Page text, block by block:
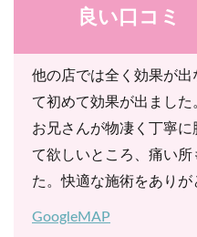
良い口コミ
他の店では全く効果が
て初めて効果が出ました
お兄さんが物凄く丁寧
て欲しいところ、痛い
た。快適な施術をありが
GoogleMAP